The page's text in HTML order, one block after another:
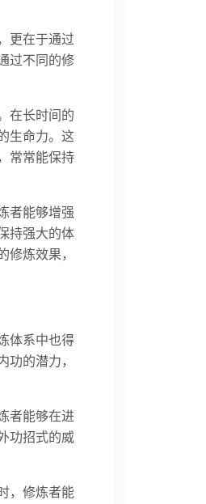
更在于通过
过不同的修
在长时间的
生命力。这
常常能保持
者能够增强
持强大的体
炼效果，
体系中也得
的潜力，
者能够在进
功招式的威
，修炼者能